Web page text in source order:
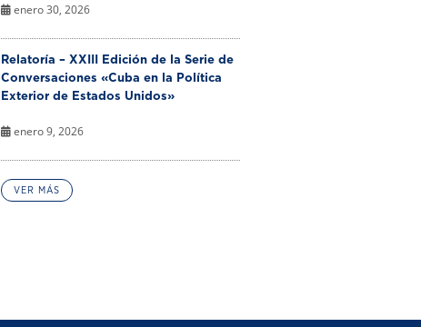
enero 30, 2026
Relatoría – XXIII Edición de la Serie de
Conversaciones «Cuba en la Política
Exterior de Estados Unidos»
enero 9, 2026
VER MÁS